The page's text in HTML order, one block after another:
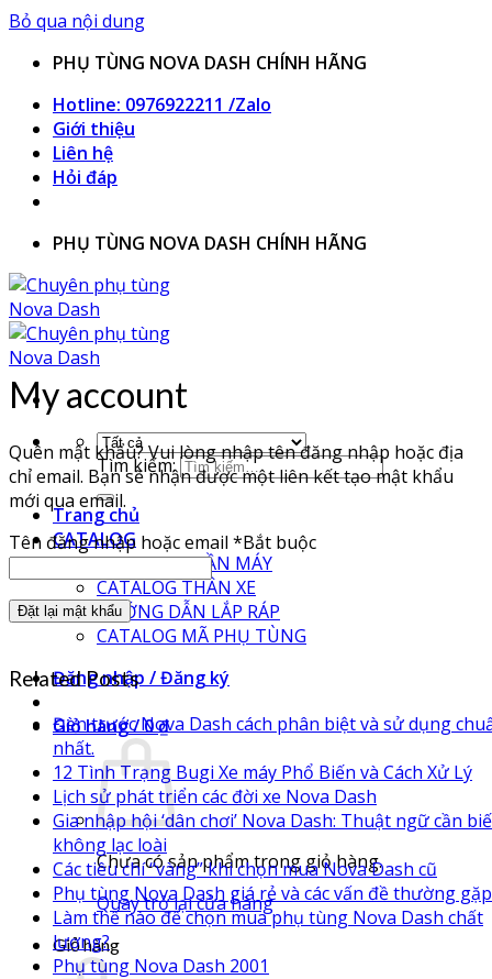
Bỏ qua nội dung
PHỤ TÙNG NOVA DASH CHÍNH HÃNG
Hotline: 0976922211 /Zalo
Giới thiệu
Liên hệ
Hỏi đáp
PHỤ TÙNG NOVA DASH CHÍNH HÃNG
Tìm kiếm:
Trang chủ
CATALOG
CATALOG PHẦN MÁY
CATALOG THÂN XE
HƯỚNG DẪN LẮP RÁP
CATALOG MÃ PHỤ TÙNG
Đăng nhập / Đăng ký
Giỏ hàng /0₫
Chưa có sản phẩm trong giỏ hàng.
Quay trở lại cửa hàng
Giỏ hàng
My account
Quên mật khẩu? Vui lòng nhập tên đăng nhập hoặc địa
chỉ email. Bạn sẽ nhận được một liên kết tạo mật khẩu
mới qua email.
Tên đăng nhập hoặc email *Bắt buộc
Đặt lại mật khẩu
Related Posts
Đèn trước Nova Dash cách phân biệt và sử dụng
nhất.
12 Tình Trạng Bugi Xe máy Phổ Biến và Cách Xử Lý
Lịch sử phát triển các đời xe Nova Dash
Gia nhập hội ‘dân chơi’ Nova Dash: Thuật ngữ cần
không lạc loài
Các tiêu chí “vàng” khi chọn mua Nova Dash cũ
Phụ tùng Nova Dash giá rẻ và các vấn đề thường
Làm thế nào để chọn mua phụ tùng Nova Dash chất
lượng?
Phụ tùng Nova Dash 2001